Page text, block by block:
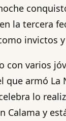
la tercera
invictos
con varios
que armó La
lo
Calama y